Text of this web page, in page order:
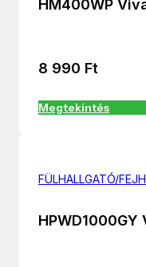
HM400WP
8 990 Ft
Megtekintés
FÜLHALLGATÓ/